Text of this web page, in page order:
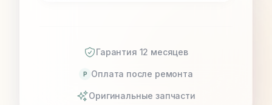
Гарантия 12 месяцев
P Оплата после ремонта
Оригинальные запчасти